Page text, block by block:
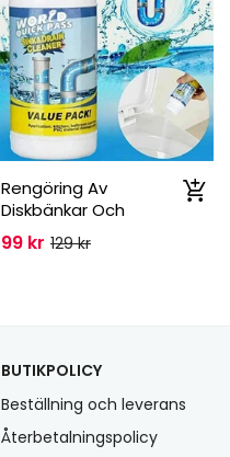
Rengöring Av
Diskbänkar Och
Avlopp
99 kr 129 kr
BUTIKPOLICY
Beställning och leverans
Återbetalningspolicy